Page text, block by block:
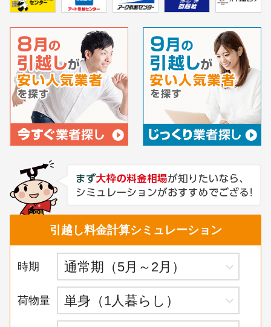
引越し料金計算シミュレーション
時期
荷物量